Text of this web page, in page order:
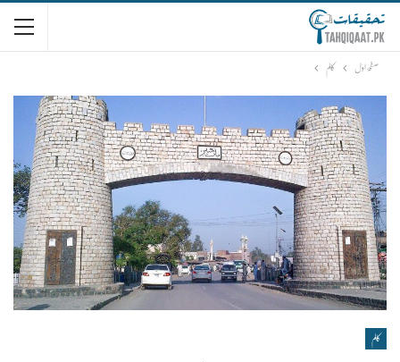
صفحۂ اوّل کالم
کالم